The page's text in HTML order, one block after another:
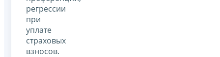
регрессии
при
уплате
страховых
взносов.